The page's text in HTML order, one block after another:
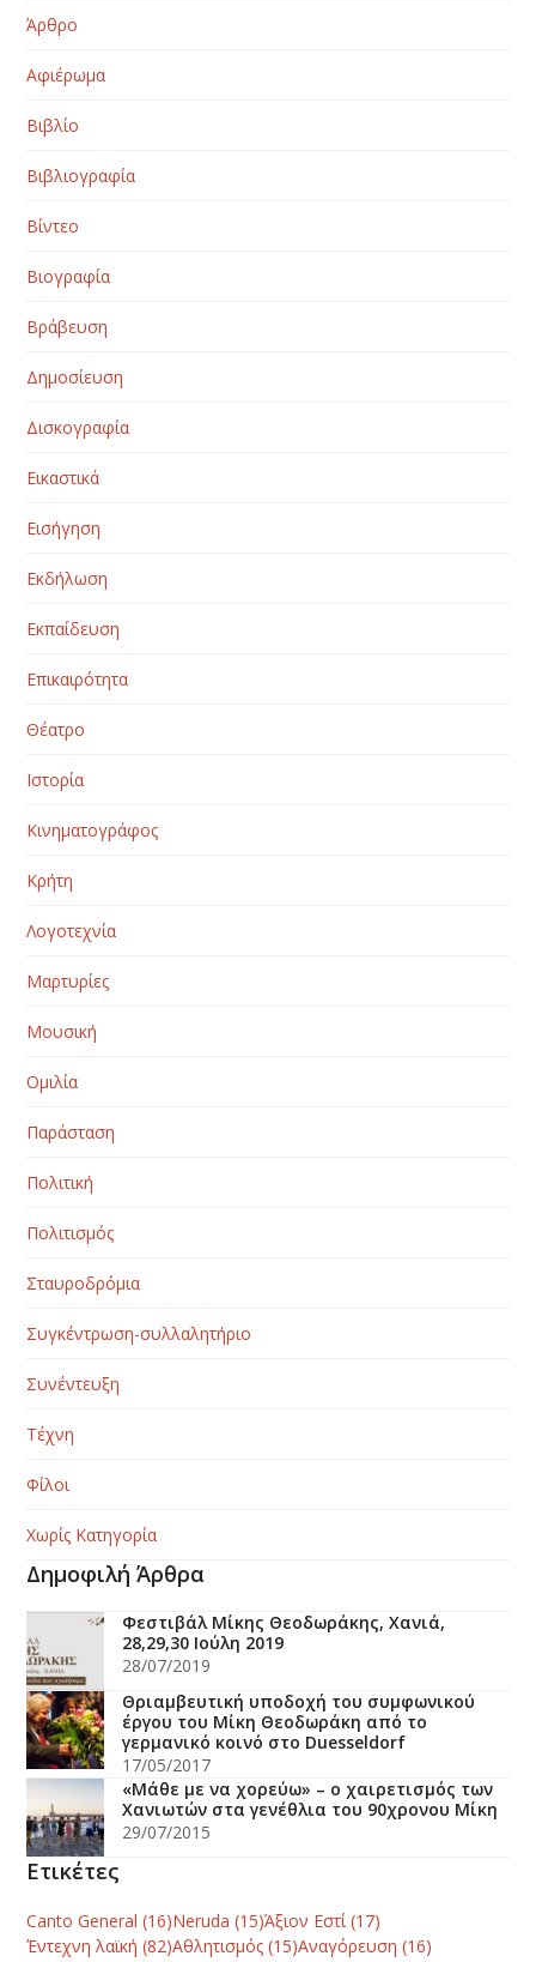
Άρθρο
Αφιέρωμα
Βιβλίο
Βιβλιογραφία
Βίντεο
Βιογραφία
Βράβευση
Δημοσίευση
Δισκογραφία
Εικαστικά
Εισήγηση
Εκδήλωση
Εκπαίδευση
Επικαιρότητα
Θέατρο
Ιστορία
Κινηματογράφος
Κρήτη
Λογοτεχνία
Μαρτυρίες
Μουσική
Ομιλία
Παράσταση
Πολιτική
Πολιτισμός
Σταυροδρόμια
Συγκέντρωση-συλλαλητήριο
Συνέντευξη
Τέχνη
Φίλοι
Χωρίς Κατηγορία
Δημοφιλή Άρθρα
Φεστιβάλ Μίκης Θεοδωράκης, Χανιά,
28,29,30 Ιούλη 2019
28/07/2019
Θριαμβευτική υποδοχή του συμφωνικού
έργου του Μίκη Θεοδωράκη από το
γερμανικό κοινό στο Duesseldorf
17/05/2017
«Mάθε με να χορεύω» – ο χαιρετισμός των
Χανιωτών στα γενέθλια του 90χρονου Mίκη
29/07/2015
Ετικέτες
Canto General (16)Neruda (15)Άξιον Εστί(17)
Έντεχνη λαϊκή (82)Αθλητισμός (15)Αναγόρευση (16)